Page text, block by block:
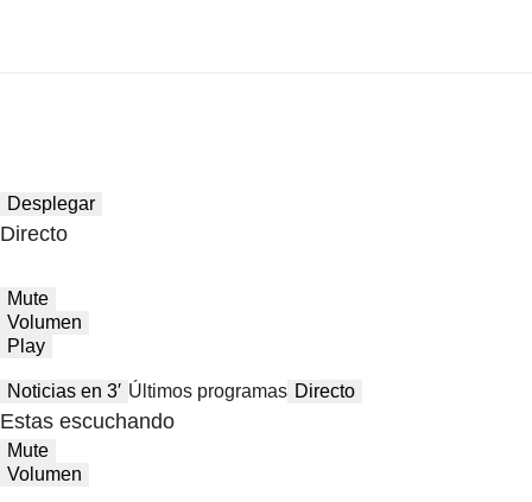
Desplegar
Directo
Mute
Volumen
Play
Noticias en 3′ Últimos programas Directo
Estas escuchando
Mute
Volumen